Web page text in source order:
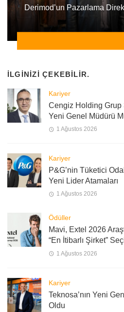
Derimod’un Pazarlama
İLGINIZI ÇEKEBILIR.
Kariyer
Cengiz Holding Grup
Yeni Genel Müdürü
1 Ağustos 2026
Kariyer
P&G’nin Tüketici
Yeni Lider Atamaları
1 Ağustos 2026
Ödüller
Mavi, Extel 2026
“En İtibarlı Şirket”
1 Ağustos 2026
Kariyer
Teknosa’nın Yeni
Oldu